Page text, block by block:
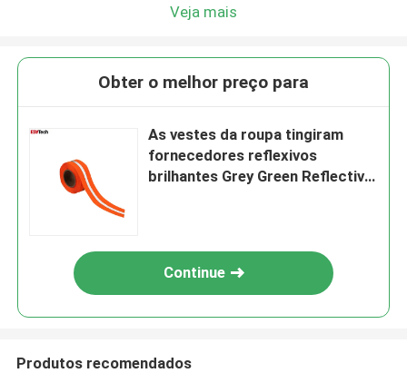
Veja mais
Obter o melhor preço para
As vestes da roupa tingiram
fornecedores reflexivos
brilhantes Grey Green Reflective
Continue
Produtos recomendados